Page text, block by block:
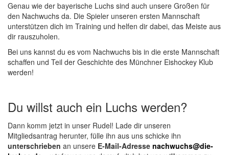
Genau wie der bayerische Luchs sind auch unsere Großen für
den Nachwuchs da. Die Spieler unseren ersten Mannschaft
unterstützen dich im Training und helfen dir dabei, das Meiste aus
dir rauszuholen.
Bei uns kannst du es vom Nachwuchs bis in die erste Mannschaft
schaffen und Teil der Geschichte des Münchner Eishockey Klub
werden!
Du willst auch ein Luchs werden?
Dann komm jetzt in unser Rudel! Lade dir unseren
Mitgliedsantrag herunter, fülle ihn aus uns schicke ihn
unterschrieben an unsere E-Mail-Adresse nachwuchs@die-